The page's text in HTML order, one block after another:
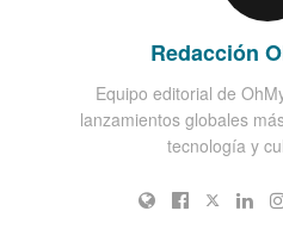
Redacción
Equipo editorial de
lanzamientos globales
tecnología y